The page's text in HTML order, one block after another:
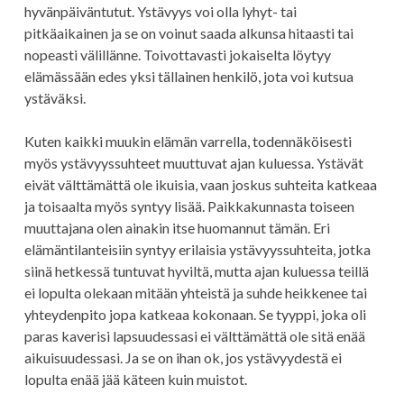
hyvänpäiväntutut. Ystävyys voi olla lyhyt- tai
pitkäaikainen ja se on voinut saada alkunsa hitaasti tai
nopeasti välillänne. Toivottavasti jokaiselta löytyy
elämässään edes yksi tällainen henkilö, jota voi kutsua
ystäväksi.
Kuten kaikki muukin elämän varrella, todennäköisesti
myös ystävyyssuhteet muuttuvat ajan kuluessa. Ystävät
eivät välttämättä ole ikuisia, vaan joskus suhteita katkeaa
ja toisaalta myös syntyy lisää. Paikkakunnasta toiseen
muuttajana olen ainakin itse huomannut tämän. Eri
elämäntilanteisiin syntyy erilaisia ystävyyssuhteita, jotka
siinä hetkessä tuntuvat hyviltä, mutta ajan kuluessa teillä
ei lopulta olekaan mitään yhteistä ja suhde heikkenee tai
yhteydenpito jopa katkeaa kokonaan. Se tyyppi, joka oli
paras kaverisi lapsuudessasi ei välttämättä ole sitä enää
aikuisuudessasi. Ja se on ihan ok, jos ystävyydestä ei
lopulta enää jää käteen kuin muistot.